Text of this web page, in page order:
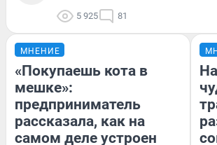
5 925 81
МНЕНИЕ
«Покупаешь кота в
мешке»:
предприниматель
рассказала, как на
самом деле устроен